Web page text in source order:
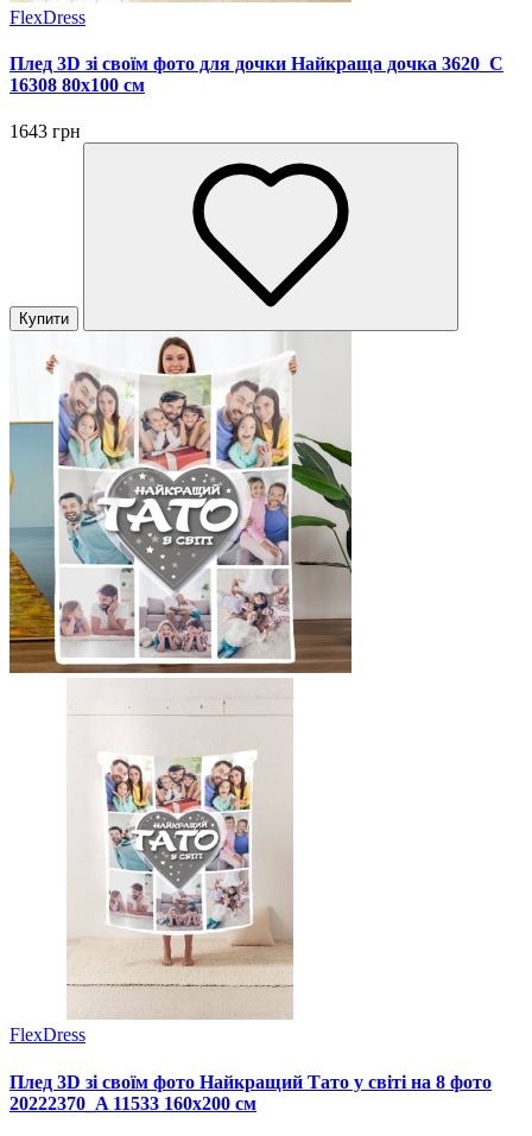
FlexDress
Плед 3D зі своїм фото для дочки Найкраща дочка 3620_C
16308 80х100 см
1643 грн
Купити
FlexDress
Плед 3D зі своїм фото Найкращий Тато у світі на 8 фото
20222370_A 11533 160х200 см